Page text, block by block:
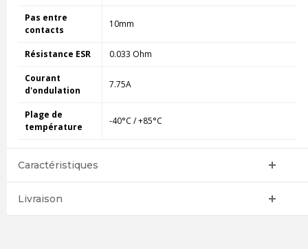
Pas entre
contacts
10mm
Résistance ESR 0.033 Ohm
Courant
d'ondulation
7.75A
Plage de
température
-40°C / +85°C
Caractéristiques
Livraison